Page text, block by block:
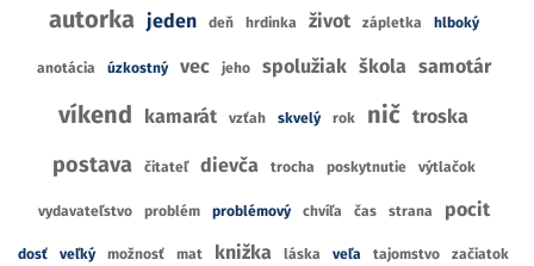
autorka jeden deň hrdinka život zápletka hlboký
anotácia úzkostný vec jeho spolužiak škola samotár
víkend kamarát vzťah skvelý rok nič troska
postava čitateľ dievča trocha poskytnutie výtlačok
vydavateľstvo problém problémový chvíľa čas strana pocit
dosť veľký možnosť mat knižka láska veľa tajomstvo začiatok